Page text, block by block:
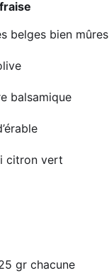
belges bien mûres
balsamique
citron vert
gr chacune